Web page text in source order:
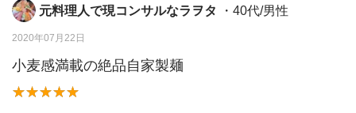
元料理人で現コンサルなラヲタ ・40代/男性
2020年07月22日
小麦感満載の絶品自家製麺